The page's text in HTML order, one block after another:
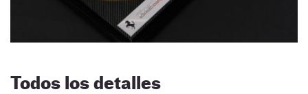
Todos los detalles